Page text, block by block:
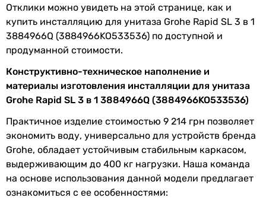
Производство Германия
Коллекции Rapid SL
Комплектация
элементы крепления,
инсталляция, унитаз, панель
Физические характеристики
Цвет панели
смыва
хром
Отклики можно увидеть на этой странице, как и
купить инсталляцию для унитаза Grohe Rapid SL 3 в 1
3884966Q (3884966KO533536) по доступной и
продуманной стоимости.
Конструктивно-техническое наполнение и
материалы изготовления инсталляции для унитаза
Grohe Rapid SL 3 в 1 3884966Q (3884966KO533536)
Практичное изделие стоимостью 9 214 грн позволяет
экономить воду, универсально для устройств бренда
Grohe, обладает устойчивым стабильным каркасом,
выдерживающим до 400 кг нагрузки. Наша команда
на основе использования данной модели предлагает
ознакомиться с ее особенностями: